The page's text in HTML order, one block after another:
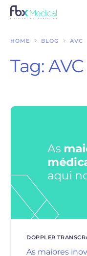
HOME BLOG AVC
Tag:AVC
DOPPLER
As maiores